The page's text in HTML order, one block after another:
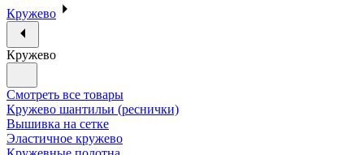
Кружево
Кружево
Смотреть все товары
Кружево шантильи (реснички)
Вышивка на сетке
Эластичное кружево